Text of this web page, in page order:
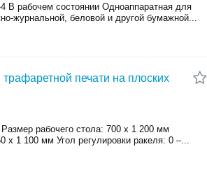
рабочем состоянии Одноаппаратная для
журнальной, беловой и другой бумажной...
печати на плоских
рабочего стола: 700 х 1 200 мм
х 1 100 мм Угол регулировки ракеля: 0 –...